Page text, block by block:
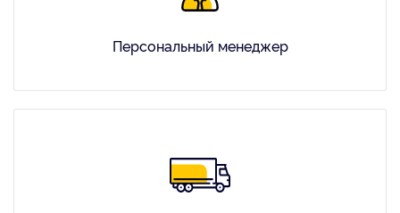
Персональный менеджер